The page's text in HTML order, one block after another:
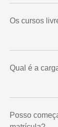
Os cursos
Qual é a
Posso